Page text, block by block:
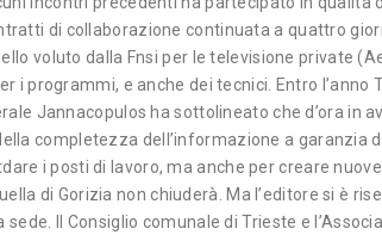
di collaborazione continuata a quattro
voluto dalla Fnsi per le televisione private
i programmi, e anche dei tecnici. Entro
Jannacopulos ha sottolineato che d’ora in
completezza dell’informazione a garanzia
i posti di lavoro, ma anche per creare
di Gorizia non chiuderà. Ma l’editore si è
Il Consiglio comunale di Trieste e